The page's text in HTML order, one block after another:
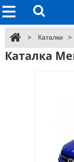
> Каталки >
Каталка